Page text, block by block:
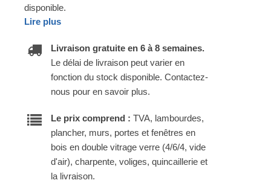
disponible.
Lire plus
Livraison gratuite en 6 à 8 semaines.
Le délai de livraison peut varier en
fonction du stock disponible. Contactez-
nous pour en savoir plus.
Le prix comprend : TVA, lambourdes,
plancher, murs, portes et fenêtres en
bois en double vitrage verre (4/6/4, vide
d'air), charpente, voliges, quincaillerie et
la livraison.